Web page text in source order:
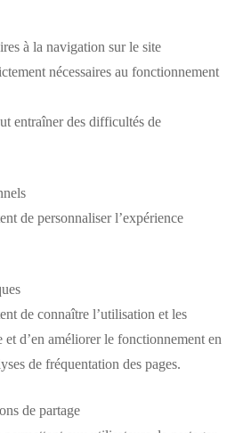
à la navigation sur le site
nécessaires au fonctionnement
entraîner des difficultés de
de personnaliser l’expérience
de connaître l’utilisation et les
et d’en améliorer le fonctionnement en
de fréquentation des pages.
de partage